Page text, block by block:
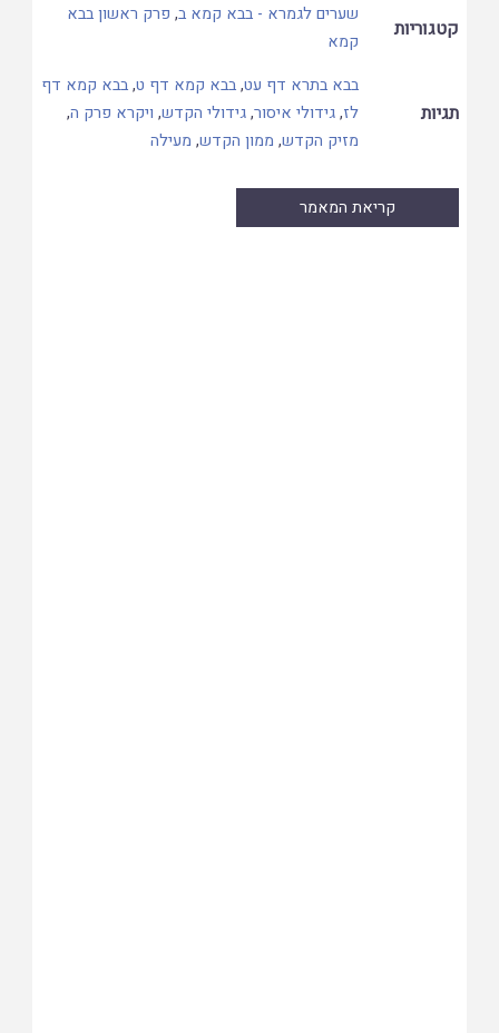
קטגוריות
שערים לגמרא - בבא קמא ב, פרק ראשון בבא
קמא
תגיות
בבא בתרא דף עט,בבא קמא דף ט,בבא קמא דף
לז,גידולי איסור,גידולי הקדש, ויקרא פרק ה,
מזיק הקדש, ממון הקדש, מעילה
קריאת המאמר